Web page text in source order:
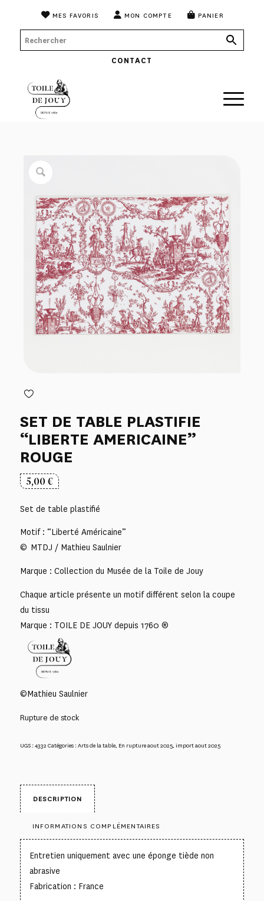
MES FAVORIS MON COMPTE PANIER
CONTACT
SET DE TABLE PLASTIFIE
“LIBERTE AMERICAINE”
ROUGE
5,00€
Set de table plastifié
Motif : “Liberté Américaine”
© MTDJ / Mathieu Saulnier
Marque : Collection du Musée de la Toile de Jouy
Chaque article présente un motif différent selon la coupe
du tissu
Marque : TOILE DE JOUY depuis 1760 ®
©Mathieu Saulnier
Rupture de stock
UGS :4332Catégories :Arts de la table, En rupture aout 2025, import aout 2025
DESCRIPTION
INFORMATIONS COMPLÉMENTAIRES
Entretien uniquement avec une éponge tiède non
abrasive
Fabrication : France